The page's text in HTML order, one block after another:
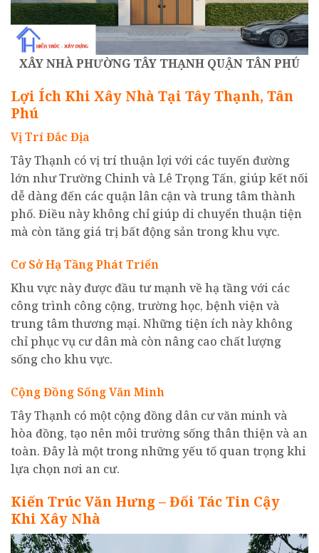
XÂY NHÀ PHƯỜNG TÂY THẠNH QUẬN TÂN PHÚ
Lợi Ích Khi Xây Nhà Tại Tây Thạnh, Tân
Phú
Vị Trí Đắc Địa
Tây Thạnh có vị trí thuận lợi với các tuyến đường
lớn như Trường Chinh và Lê Trọng Tấn, giúp kết nối
dễ dàng đến các quận lân cận và trung tâm thành
phố. Điều này không chỉ giúp di chuyển thuận tiện
mà còn tăng giá trị bất động sản trong khu vực.
Cơ Sở Hạ Tầng Phát Triển
Khu vực này được đầu tư mạnh về hạ tầng với các
công trình công cộng, trường học, bệnh viện và
trung tâm thương mại. Những tiện ích này không
chỉ phục vụ cư dân mà còn nâng cao chất lượng
sống cho khu vực.
Cộng Đồng Sống Văn Minh
Tây Thạnh có một cộng đồng dân cư văn minh và
hòa đồng, tạo nên môi trường sống thân thiện và an
toàn. Đây là một trong những yếu tố quan trọng khi
lựa chọn nơi an cư.
Kiến Trúc Văn Hưng – Đối Tác Tin Cậy
Khi Xây Nhà